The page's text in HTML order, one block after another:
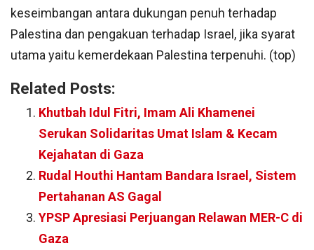
keseimbangan antara dukungan penuh terhadap
Palestina dan pengakuan terhadap Israel, jika syarat
utama yaitu kemerdekaan Palestina terpenuhi. (top)
Related Posts:
Khutbah Idul Fitri, Imam Ali Khamenei
Serukan Solidaritas Umat Islam & Kecam
Kejahatan di Gaza
Rudal Houthi Hantam Bandara Israel, Sistem
Pertahanan AS Gagal
YPSP Apresiasi Perjuangan Relawan MER-C di
Gaza